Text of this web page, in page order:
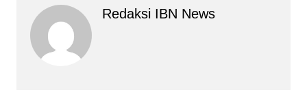
Redaksi IBN News